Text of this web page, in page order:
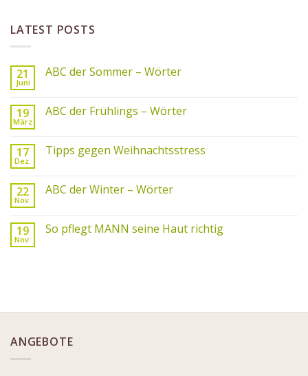
LATEST POSTS
21
Juni
ABC der Sommer – Wörter
19
März
ABC der Frühlings – Wörter
17
Dez.
Tipps gegen Weihnachtsstress
22
Nov.
ABC der Winter – Wörter
19
Nov.
So pflegt MANN seine Haut richtig
ANGEBOTE